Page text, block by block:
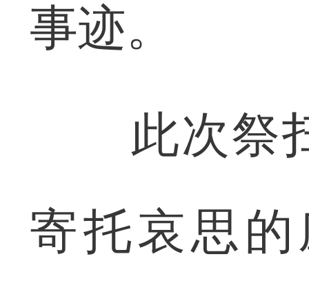
事迹。
此次祭扫
寄托哀思